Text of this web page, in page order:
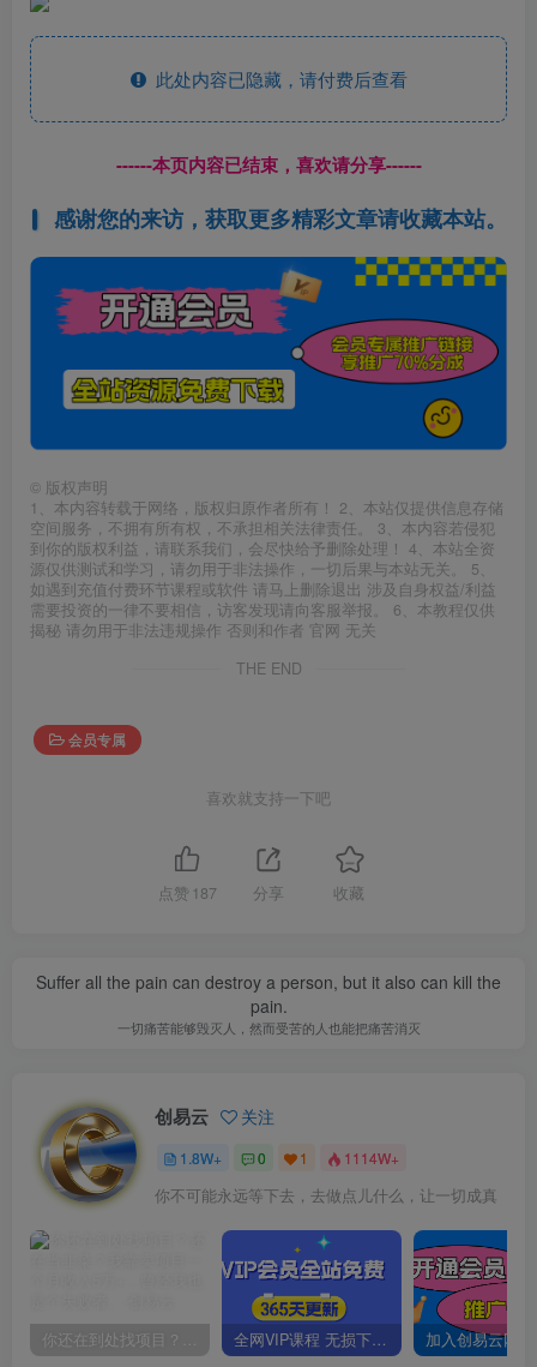
此处内容已隐藏，请付费后查看
------本页内容已结束，喜欢请分享------
感谢您的来访，获取更多精彩文章请收藏本站。
© 版权声明
1、本内容转载于网络，版权归原作者所有！ 2、本站仅提供信息存储
空间服务，不拥有所有权，不承担相关法律责任。 3、本内容若侵犯
到你的版权利益，请联系我们，会尽快给予删除处理！ 4、本站全资
源仅供测试和学习，请勿用于非法操作，一切后果与本站无关。 5、
如遇到充值付费环节课程或软件 请马上删除退出 涉及自身权益/利益
需要投资的一律不要相信，访客发现请向客服举报。 6、本教程仅供
揭秘 请勿用于非法违规操作 否则和作者 官网 无关
THE END
会员专属
喜欢就支持一下吧
点赞 187 分享 收藏
Suffer all the pain can destroy a person, but it also can kill the
pain.
一切痛苦能够毁灭人，然而受苦的人也能把痛苦消灭
创易云 关注
1.8W+ 0 1 1114W+
你不可能永远等下去，去做点儿什么，让一切成真
你还在到处找项目？还在当韭菜？我靠卖项目一个月收入5万+，曾经我也是个失败者。 全网VIP课程 无损下载~